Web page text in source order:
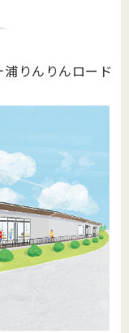
りんりんロード